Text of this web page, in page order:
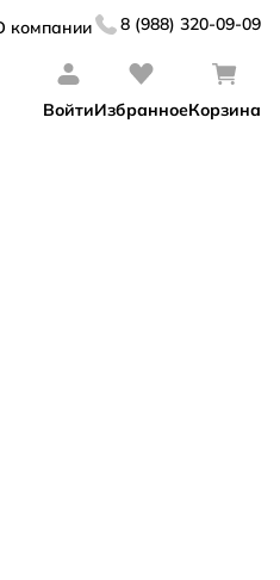
компании 8 (988) 320-09-09
ВойтиИзбранноеКорзина